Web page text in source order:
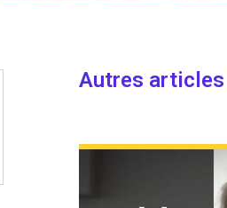
Autres articles